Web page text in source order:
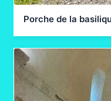
Porche de la